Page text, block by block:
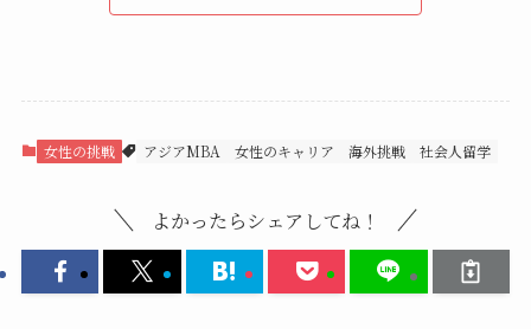
女性の挑戦 アジアMBA 女性のキャリア 海外挑戦 社会人留学
よかったらシェアしてね！